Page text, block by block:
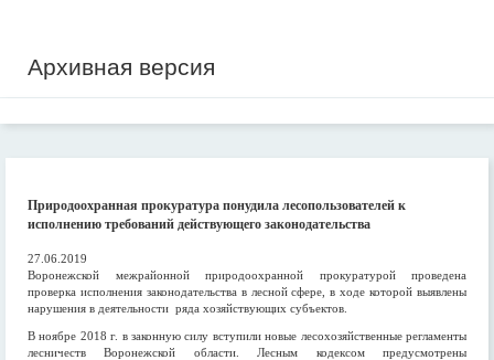
Архивная версия
Природоохранная прокуратура понудила лесопользователей к
исполнению требований действующего законодательства
27.06.2019
Воронежской межрайонной природоохранной прокуратурой проведена
проверка исполнения законодательства в лесной сфере, в ходе которой выявлены
нарушения в деятельности ряда хозяйствующих субъектов.
В ноябре 2018 г. в законную силу вступили новые лесохозяйственные регламенты
лесничеств Воронежской области. Лесным кодексом предусмотрены